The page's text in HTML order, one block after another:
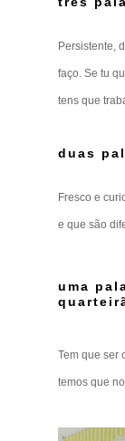
Persistente,
faço. Se tu
tens que
duas
Fresco e
e que são
uma
Tem que ser
temos que